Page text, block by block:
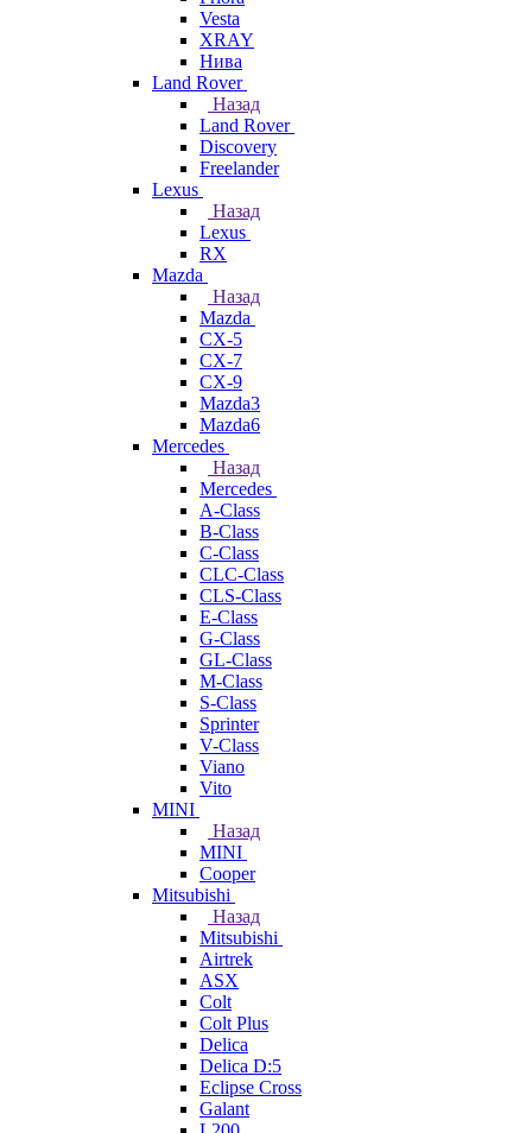
Vesta
XRAY
Нива
Land Rover
Назад
Land Rover
Discovery
Freelander
Lexus
Назад
Lexus
RX
Mazda
Назад
Mazda
CX-5
CX-7
CX-9
Mazda3
Mazda6
Mercedes
Назад
Mercedes
A-Class
B-Class
C-Class
CLC-Class
CLS-Class
E-Class
G-Class
GL-Class
M-Class
S-Class
Sprinter
V-Class
Viano
Vito
MINI
Назад
MINI
Cooper
Mitsubishi
Назад
Mitsubishi
Airtrek
ASX
Colt
Colt Plus
Delica
Delica D:5
Eclipse Cross
Galant